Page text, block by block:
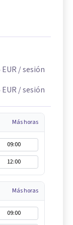
EUR / sesión
EUR / sesión
Más horas
09:00
12:00
Más horas
09:00